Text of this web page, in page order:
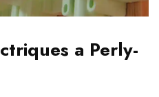
a Perly-